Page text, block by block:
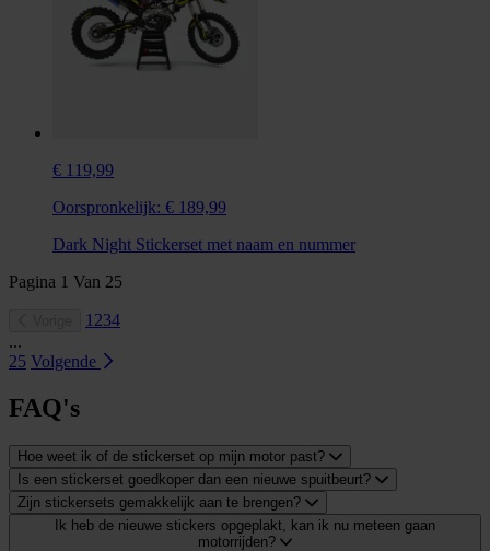
€ 119,99
Oorspronkelijk: € 189,99
Dark Night Stickerset met naam en nummer
Pagina 1 Van 25
1 234
...
25 Volgende
FAQ's
Hoe weet ik of de stickerset op mijn motor past?
Is een stickerset goedkoper dan een nieuwe spuitbeurt?
Zijn stickersets gemakkelijk aan te brengen?
Ik heb de nieuwe stickers opgeplakt, kan ik nu meteen gaan
motorrijden?